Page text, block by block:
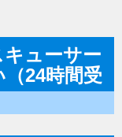
ューサー
24時間受